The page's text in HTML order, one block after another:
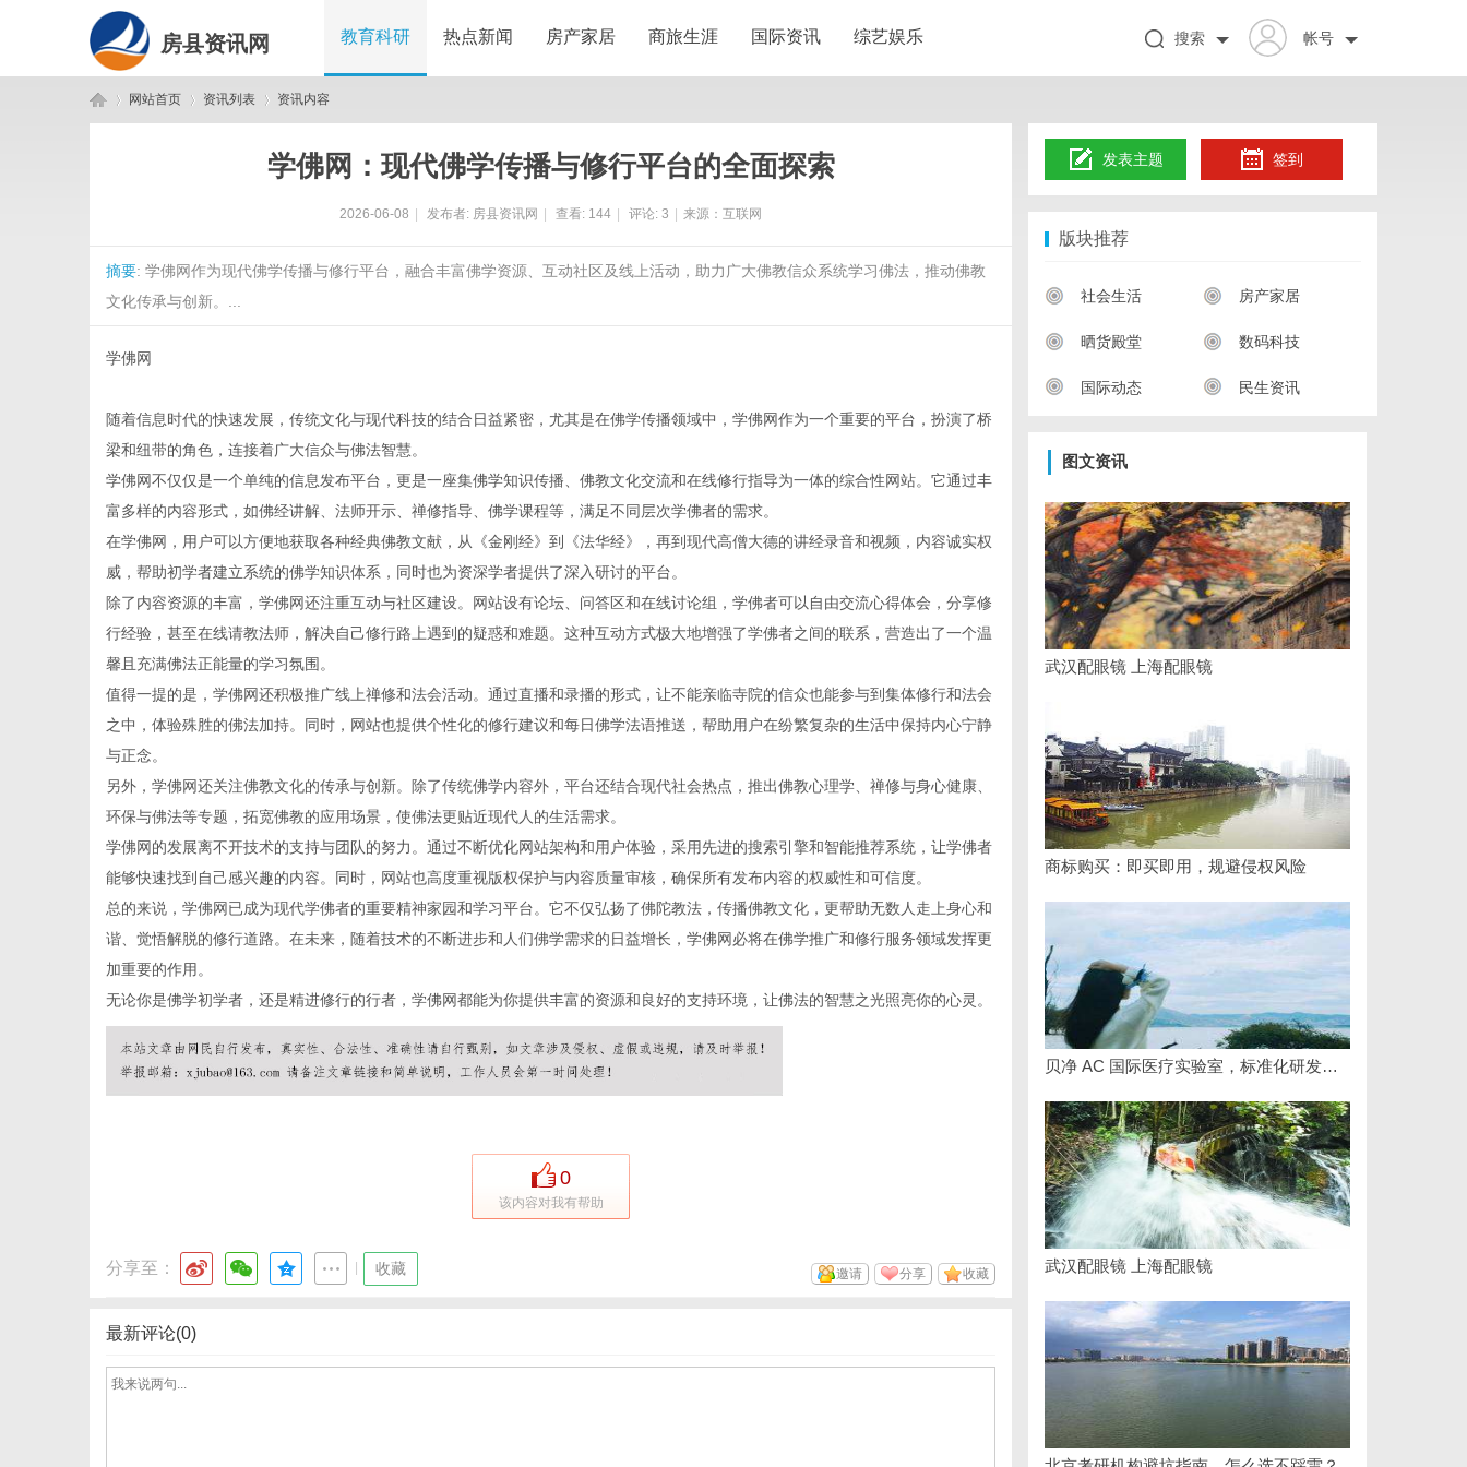
房县资讯网 教育科研 热点新闻 房产家居 商旅生涯 国际资讯 综艺娱乐 帐号
搜索
网站首页 资讯列表 资讯内容
学佛网：现代佛学传播与修行平台的全面探索
2026-06-08 发布者: 房县资讯网 查看: 144 评论: 3 来源：互联网
摘要: 学佛网作为现代佛学传播与修行平台，融合丰富佛学资源、互动社区及线上活动，助力广大佛教信众系统学习佛法，推动佛教
文化传承与创新。...
学佛网
随着信息时代的快速发展，传统文化与现代科技的结合日益紧密，尤其是在佛学传播领域中，学佛网作为一个重要的平台，扮演了桥
梁和纽带的角色，连接着广大信众与佛法智慧。
学佛网不仅仅是一个单纯的信息发布平台，更是一座集佛学知识传播、佛教文化交流和在线修行指导为一体的综合性网站。它通过丰
富多样的内容形式，如佛经讲解、法师开示、禅修指导、佛学课程等，满足不同层次学佛者的需求。
在学佛网，用户可以方便地获取各种经典佛教文献，从《金刚经》到《法华经》，再到现代高僧大德的讲经录音和视频，内容诚实权
威，帮助初学者建立系统的佛学知识体系，同时也为资深学者提供了深入研讨的平台。
除了内容资源的丰富，学佛网还注重互动与社区建设。网站设有论坛、问答区和在线讨论组，学佛者可以自由交流心得体会，分享修
行经验，甚至在线请教法师，解决自己修行路上遇到的疑惑和难题。这种互动方式极大地增强了学佛者之间的联系，营造出了一个温
馨且充满佛法正能量的学习氛围。
值得一提的是，学佛网还积极推广线上禅修和法会活动。通过直播和录播的形式，让不能亲临寺院的信众也能参与到集体修行和法会
之中，体验殊胜的佛法加持。同时，网站也提供个性化的修行建议和每日佛学法语推送，帮助用户在纷繁复杂的生活中保持内心宁静
与正念。
另外，学佛网还关注佛教文化的传承与创新。除了传统佛学内容外，平台还结合现代社会热点，推出佛教心理学、禅修与身心健康、
环保与佛法等专题，拓宽佛教的应用场景，使佛法更贴近现代人的生活需求。
学佛网的发展离不开技术的支持与团队的努力。通过不断优化网站架构和用户体验，采用先进的搜索引擎和智能推荐系统，让学佛者
能够快速找到自己感兴趣的内容。同时，网站也高度重视版权保护与内容质量审核，确保所有发布内容的权威性和可信度。
总的来说，学佛网已成为现代学佛者的重要精神家园和学习平台。它不仅弘扬了佛陀教法，传播佛教文化，更帮助无数人走上身心和
谐、觉悟解脱的修行道路。在未来，随着技术的不断进步和人们佛学需求的日益增长，学佛网必将在佛学推广和修行服务领域发挥更
加重要的作用。
无论你是佛学初学者，还是精进修行的行者，学佛网都能为你提供丰富的资源和良好的支持环境，让佛法的智慧之光照亮你的心灵。
0
该内容对我有帮助
分享至： 收藏 收藏
分享
邀请
最新评论(0)
发表主题 签到
版块推荐
社会生活 房产家居
晒货殿堂 数码科技
国际动态 民生资讯
图文资讯
武汉配眼镜 上海配眼镜
商标购买：即买即用，规避侵权风险
贝净 AC 国际医疗实验室，标准化研发体系全解析
武汉配眼镜 上海配眼镜